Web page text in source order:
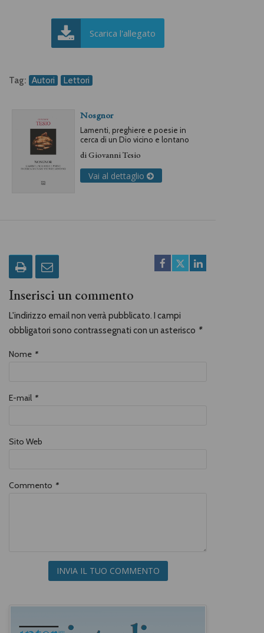
Scarica l'allegato
Tag: Autori Lettori
Nosgnor
Lamenti, preghiere e poesie in
cerca di un Dio vicino e lontano
diGiovanni Tesio
Vai al dettaglio
Inserisci un commento
L'indirizzo email non verrà pubblicato. I campi
obbligatori sono contrassegnati con un asterisco *
Nome *
E-mail *
Sito Web
Commento *
INVIA IL TUO COMMENTO